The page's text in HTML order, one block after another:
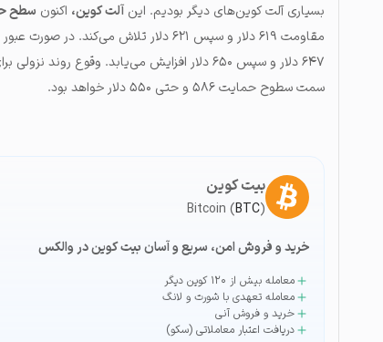
بسیاری آلت کوین‌های دیگر بودیم. این آلت کوین، اکنون سطح
مقاومت ۶۱۹ دلار و سپس ۶۲۱ دلار تلاش
سمت سطوح حمایت ۵۸۶ و حتی ۵۵۰ دلار خواهد بود.
بیت کوین
Bitcoin (BTC)
خرید و فروش امن، سریع و آسان بیت کوین در والکس
معامله بیش از ۱۲۰ کوین دیگر
معامله تعهدی با شورت و لانگ
خرید و فروش آنی
دریافت اعتبار معاملاتی (سکو)